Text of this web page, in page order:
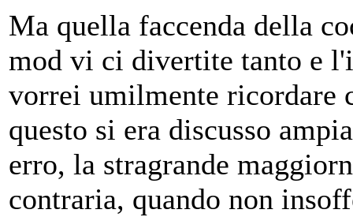
Ma quella faccenda della
mod vi ci divertite tanto e
vorrei umilmente ricordare
questo si era discusso
erro, la stragrande
contraria, quando non